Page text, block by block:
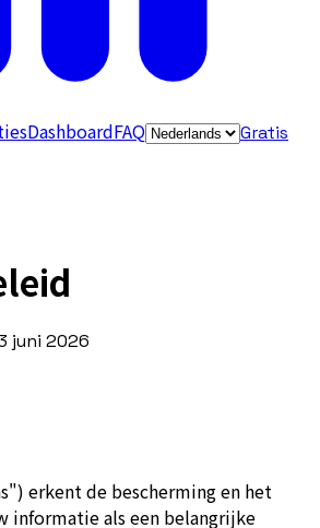
DashboardFAQ
Gratis
juni 2026
erkent de bescherming en het
informatie als een belangrijke